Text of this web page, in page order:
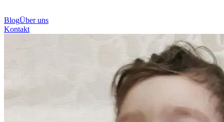
BlogÜber uns
Kontakt